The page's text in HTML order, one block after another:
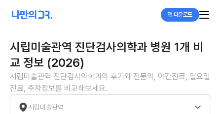
앱 다운로드
시립미술관역 진단검사의학과 병원 1개 비
교 정보 (2026)
시립미술관역 진단검사의학과의 후기와 전문의, 야간진료, 일요일
진료, 주차정보를 비교해보세요.
시립미술관역